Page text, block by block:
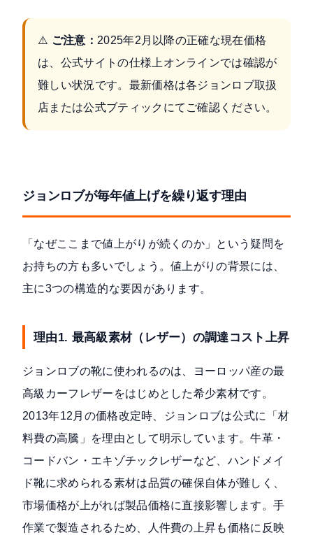
⚠️ ご注意： 2025年2月以降の正確な現在価格
は、公式サイトの仕様上オンラインでは確認が
難しい状況です。最新価格は各ジョンロブ取扱
店または公式ブティックにてご確認ください。
ジョンロブが毎年値上げを繰り返す理由
「なぜここまで値上がりが続くのか」という疑問を
お持ちの方も多いでしょう。値上がりの背景には、
主に3つの構造的な要因があります。
理由1. 最高級素材（レザー）の調達コスト上昇
ジョンロブの靴に使われるのは、ヨーロッパ産の最
高級カーフレザーをはじめとした希少素材です。
2013年12月の価格改定時、ジョンロブは公式に「材
料費の高騰」を理由として明示しています。牛革・
コードバン・エキゾチックレザーなど、ハンドメイ
ド靴に求められる素材は品質の確保自体が難しく、
市場価格が上がれば製品価格に直接影響します。手
作業で製造されるため、人件費の上昇も価格に反映